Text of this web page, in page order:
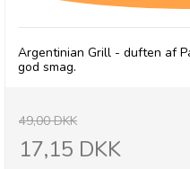
Argentinian Grill - duften af
god smag.
49,00 DKK
17,15 DKK